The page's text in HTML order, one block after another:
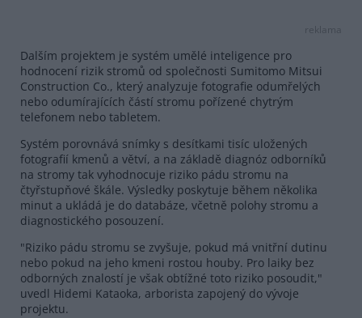
reklama
Dalším projektem je systém umělé inteligence pro
hodnocení rizik stromů od společnosti Sumitomo Mitsui
Construction Co., který analyzuje fotografie odumřelých
nebo odumírajících částí stromu pořízené chytrým
telefonem nebo tabletem.
Systém porovnává snímky s desítkami tisíc uložených
fotografií kmenů a větví, a na základě diagnóz odborníků
na stromy tak vyhodnocuje riziko pádu stromu na
čtyřstupňové škále. Výsledky poskytuje během několika
minut a ukládá je do databáze, včetně polohy stromu a
diagnostického posouzení.
"Riziko pádu stromu se zvyšuje, pokud má vnitřní dutinu
nebo pokud na jeho kmeni rostou houby. Pro laiky bez
odborných znalostí je však obtížné toto riziko posoudit,"
uvedl Hidemi Kataoka, arborista zapojený do vývoje
projektu.